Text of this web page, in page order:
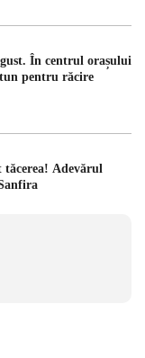
În centrul orașului
pentru răcire
Adevărul